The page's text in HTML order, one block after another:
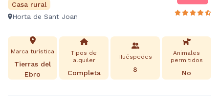
Casa rural
Horta de Sant Joan
Marca turística
Tierras del
Ebro
Tipos de
alquiler
Completa
Huéspedes
8
Animales
permitidos
No